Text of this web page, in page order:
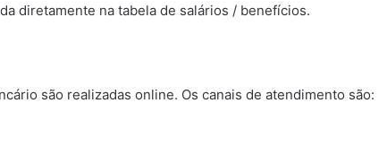
diretamente na tabela de salários / benefícios.
são realizadas online. Os canais de atendimento são: